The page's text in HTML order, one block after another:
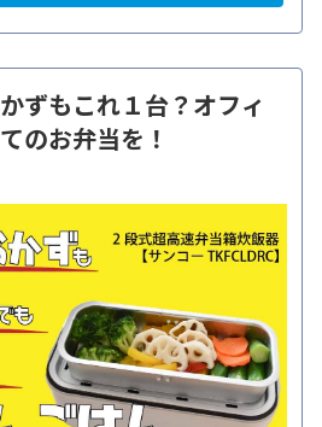
ずもこれ１台？オフィ
のお弁当を！